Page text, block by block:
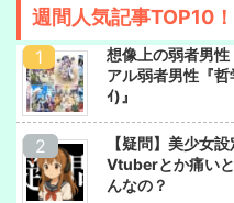
週間人気記事TOP10！
想像上の弱者男
アル弱者男性『
ｲ)』
【疑問】美少女
Vtuberとか痛い
んなの？